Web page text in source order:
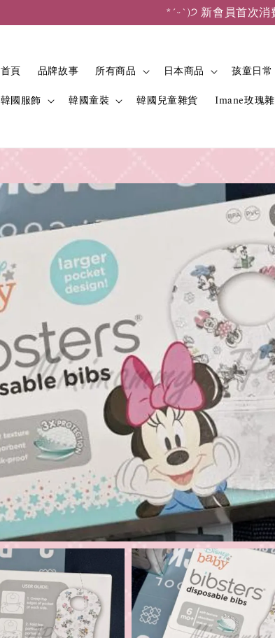
*ˊᵕˋ)੭ 新會員首次消
首頁 品牌故事 所有商品 日本商品 孩童日常
韓國服飾
韓國童裝 韓國兒童雜貨 Imane玫瑰